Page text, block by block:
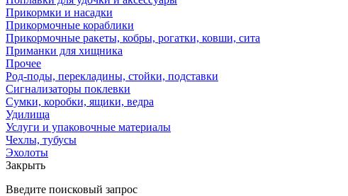
Прикормки и насадки
Прикормочные кораблики
Прикормочные ракеты, кобры, рогатки, ковши, сита
Приманки для хищника
Прочее
Род-поды, перекладины, стойки, подставки
Сигнализаторы поклевки
Сумки, коробки, ящики, ведра
Удилища
Услуги и упаковочные материалы
Чехлы, тубусы
Эхолоты
Закрыть
Введите поисковый запрос